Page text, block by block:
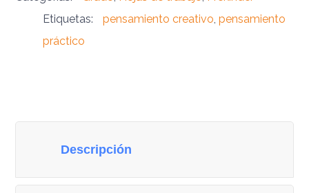
Etiquetas:
pensamiento creativo ,pensamiento
práctico
Descripción